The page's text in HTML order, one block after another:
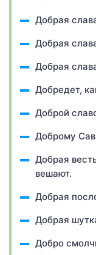
Добрая
Добрая
Добрая
Добредет,
Доброй
Доброму
Добрая
вешают.
Добрая
Добрая
Добро